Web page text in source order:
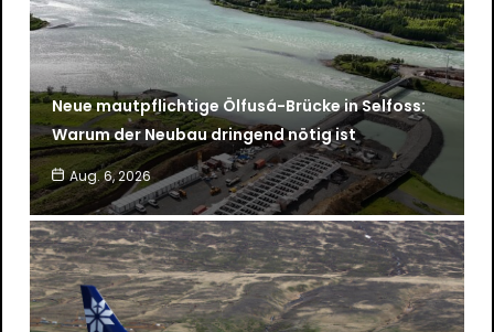
Neue mautpflichtige Ölfusá-Brücke in Selfoss:
Warum der Neubau dringend nötig ist
Aug. 6, 2026